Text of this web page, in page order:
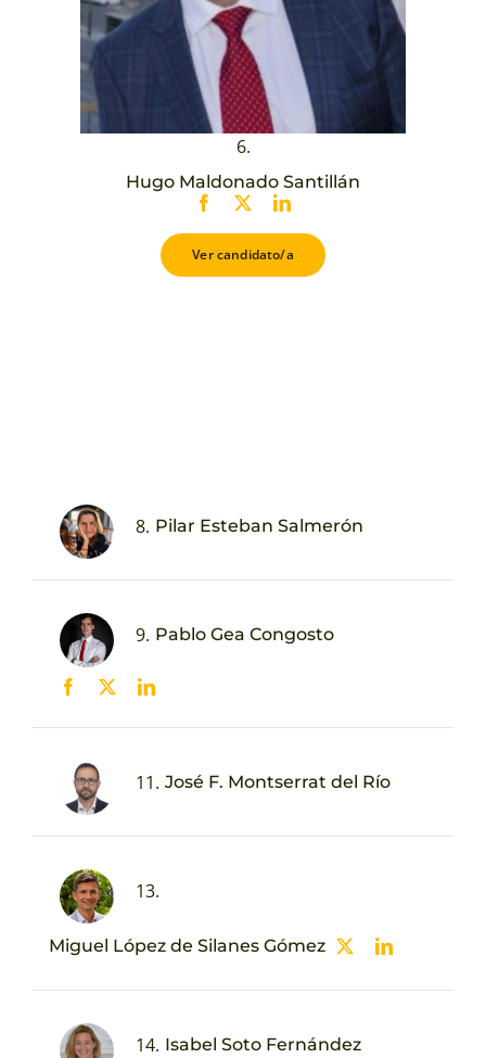
6.
Hugo Maldonado Santillán
Ver candidato/a
8. Pilar Esteban Salmerón
9. Pablo Gea Congosto
11. José F. Montserrat del Río
13.
Miguel López de Silanes Gómez
14. Isabel Soto Fernández